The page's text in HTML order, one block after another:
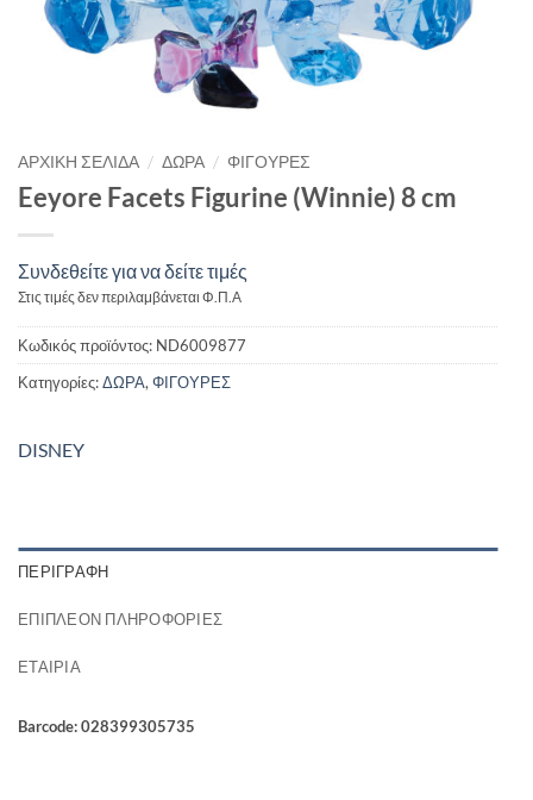
ΑΡΧΙΚΉ ΣΕΛΊΔΑ / ΔΩΡΑ / ΦΙΓΟΥΡΕΣ
Eeyore Facets Figurine (Winnie) 8 cm
Συνδεθείτε για να δείτε τιμές
Στις τιμές δεν περιλαμβάνεται Φ.Π.Α
Κωδικός προϊόντος: ND6009877
Κατηγορίες:ΔΩΡΑ,ΦΙΓΟΥΡΕΣ
DISNEY
ΠΕΡΙΓΡΑΦΉ
ΕΠΙΠΛΈΟΝ ΠΛΗΡΟΦΟΡΊΕΣ
ΕΤΑΙΡΊΑ
Barcode: 028399305735